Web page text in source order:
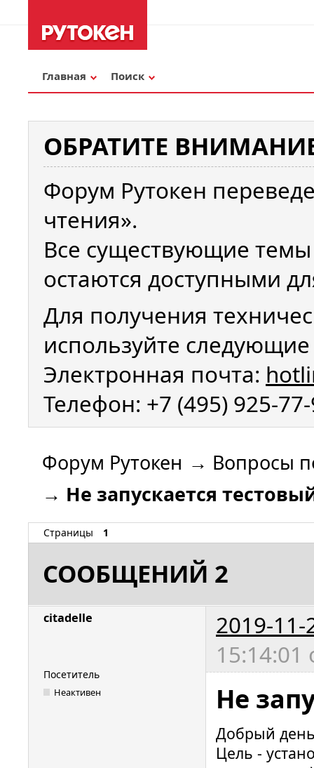
Главная Поиск
ОБРАТИТЕ
Форум Рутокен
чтения».
Все существующие
остаются доступными
Для получения
используйте
Электронная почта:
Телефон: +7 (495) 925-
Форум Рутокен → Вопросы
→ Не запускается
Страницы 1
СООБЩЕНИЙ 2
citadelle
2019-11-
15:14:01
Посетитель
Неактивен Не
Добрый
Цель -